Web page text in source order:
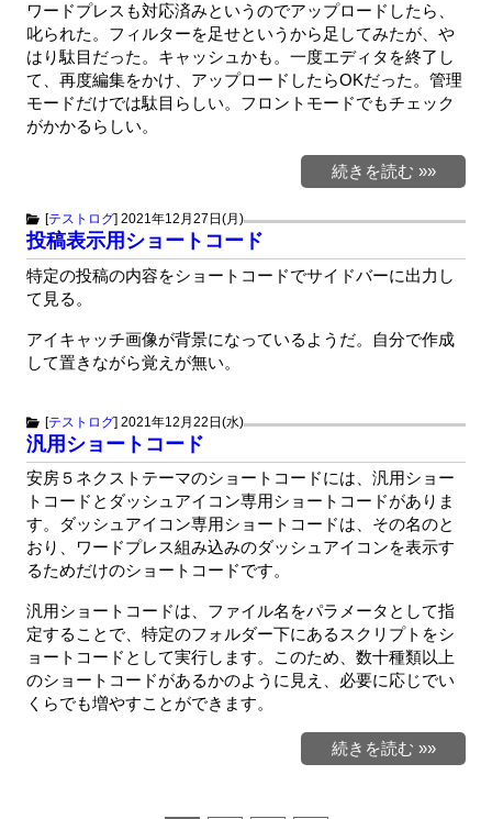
ワードプレスも対応済みというのでアップロードしたら、
叱られた。フィルターを足せというから足してみたが、や
はり駄目だった。キャッシュかも。一度エディタを終了し
て、再度編集をかけ、アップロードしたらOKだった。管理
モードだけでは駄目らしい。フロントモードでもチェック
がかかるらしい。
続きを読む »»
[テストログ] 2021年12月27日(月)
投稿表示用ショートコード
特定の投稿の内容をショートコードでサイドバーに出力し
て見る。
アイキャッチ画像が背景になっているようだ。自分で作成
して置きながら覚えが無い。
[テストログ] 2021年12月22日(水)
汎用ショートコード
安房５ネクストテーマのショートコードには、汎用ショー
トコードとダッシュアイコン専用ショートコードがありま
す。ダッシュアイコン専用ショートコードは、その名のと
おり、ワードプレス組み込みのダッシュアイコンを表示す
るためだけのショートコードです。
汎用ショートコードは、ファイル名をパラメータとして指
定することで、特定のフォルダー下にあるスクリプトをシ
ョートコードとして実行します。このため、数十種類以上
のショートコードがあるかのように見え、必要に応じでい
くらでも増やすことができます。
続きを読む »»